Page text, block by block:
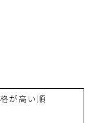
が高い順